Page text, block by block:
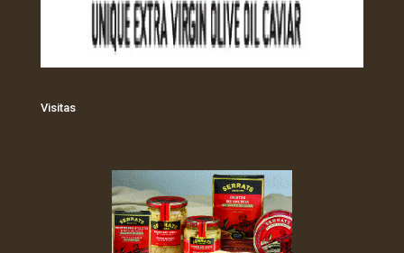
Visitas